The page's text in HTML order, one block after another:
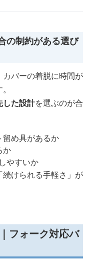
の制約がある選び
バーの着脱に時間が
した設計を選ぶのが合
留め具があるか
か
やすいか
けられる手軽さ」が
フォーク対応バ